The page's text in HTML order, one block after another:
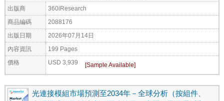
出版商 360iResearch
商品編碼 2088176
出版日期 2026年07月14日
內容資訊 199 Pages
價格 USD 3,939
光連接模組市場預測至2034年－全球分析（按組件、